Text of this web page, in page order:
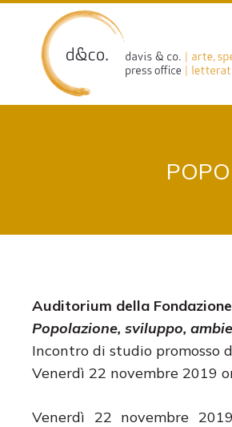
content
Auditorium della
Popolazione, sviluppo,
Incontro di studio promosso
Venerdì 22 novembre 2019
Venerdì 22 novembre